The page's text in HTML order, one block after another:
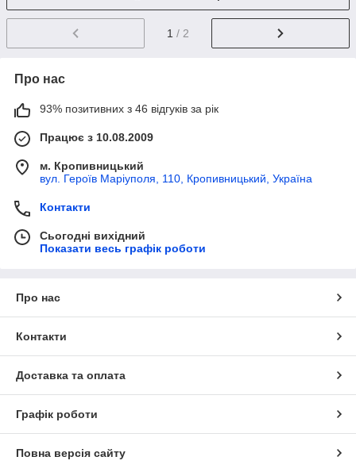
1 / 2
Про нас
93% позитивних з 46 відгуків за рік
Працює з 10.08.2009
м. Кропивницький
вул. Героїв Маріуполя, 110, Кропивницький, Україна
Контакти
Сьогодні вихідний
Показати весь графік роботи
Про нас
Контакти
Доставка та оплата
Графік роботи
Повна версія сайту